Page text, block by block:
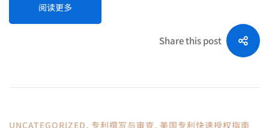
阅读更多
Share this post
UNCATEGORIZED, 专利撰写与审查, 美国专利快速授权指南